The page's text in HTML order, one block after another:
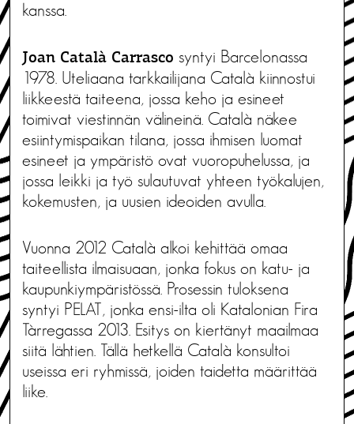
kanssa.
Joan Català Carrasco syntyi Barcelonassa
1978. Uteliaana tarkkailijana Català kiinnostui
liikkeestä taiteena, jossa keho ja esineet
toimivat viestinnän välineinä. Català näkee
esiintymispaikan tilana, jossa ihmisen luomat
esineet ja ympäristö ovat vuoropuhelussa, ja
jossa leikki ja työ sulautuvat yhteen työkalujen,
kokemusten, ja uusien ideoiden avulla.
Vuonna 2012 Català alkoi kehittää omaa
taiteellista ilmaisuaan, jonka fokus on katu- ja
kaupunkiympäristössä. Prosessin tuloksena
syntyi PELAT, jonka ensi-ilta oli Katalonian Fira
Tàrregassa 2013. Esitys on kiertänyt maailmaa
siitä lähtien. Tällä hetkellä Català konsultoi
useissa eri ryhmissä, joiden taidetta määrittää
liike.